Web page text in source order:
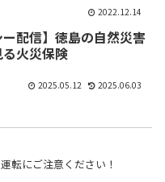
2022.12.14
ー配信】徳島の自然災害
火災保険
2025.05.12 2025.06.03
転にご注意ください！